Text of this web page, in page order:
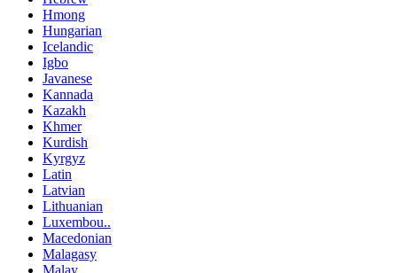
Hmong
Hungarian
Icelandic
Igbo
Javanese
Kannada
Kazakh
Khmer
Kurdish
Kyrgyz
Latin
Latvian
Lithuanian
Luxembou..
Macedonian
Malagasy